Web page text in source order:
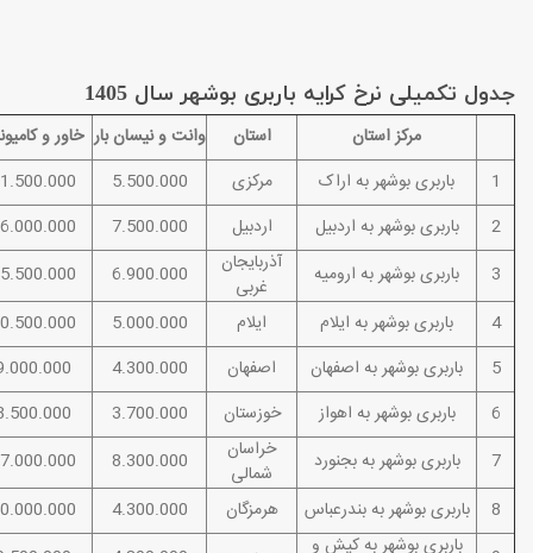
جدول تکمیلی نرخ کرایه باربری بوشهر سال 1405
خاور و وانت و نیسان بار استان
مرکز استان
5.500.000 مرکزی باربری بوشهر به اراک
1
7.500.000 اردبیل باربری بوشهر به اردبیل
2
6.900.000
آذربایجان
غربی
باربری بوشهر به ارومیه
3
5.000.000 ایلام باربری بوشهر به ایلام
4
4.300.000 اصفهان باربری بوشهر به اصفهان
5
3.700.000 خوزستان باربری بوشهر به اهواز
6
8.300.000
خراسان
شمالی
باربری بوشهر به بجنورد
7
4.300.000 هرمزگان باربری بوشهر به بندرعباس
8
باربری بوشهر به کیش و